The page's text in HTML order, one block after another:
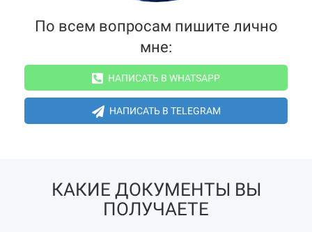
По всем вопросам пишите лично
мне:
НАПИСАТЬ В WHATSAPP
НАПИСАТЬ В TELEGRAM
КАКИЕ ДОКУМЕНТЫ ВЫ
ПОЛУЧАЕТЕ